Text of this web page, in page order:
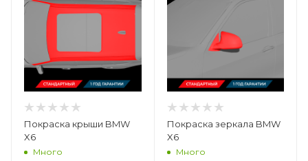
Покраска крыши BMW
X6
Много
Покраска зеркала BMW
X6
Много